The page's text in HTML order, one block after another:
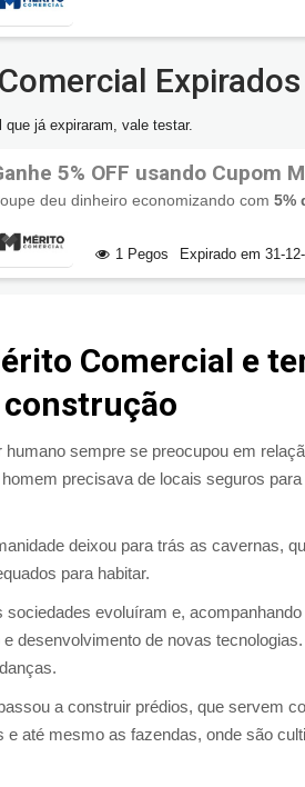
Expirados
já expiraram, vale testar.
5% OFF usando Cupom
deu dinheiro economizando com5%
1 Pegos Expirado em 31-
Comercial e
sempre se preocupou em
precisava de locais seguros
deixou para trás as cavernas,
para habitar.
sociedades evoluíram e,
desenvolvimento de novas
a construir prédios, que servem
e até mesmo as fazendas, onde são